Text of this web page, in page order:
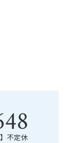
不定休